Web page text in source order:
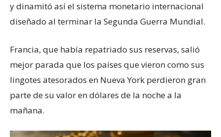
y dinamitó así el sistema monetario internacional
diseñado al terminar la Segunda Guerra Mundial.
Francia, que había repatriado sus reservas, salió
mejor parada que los países que vieron como sus
lingotes atesorados en Nueva York perdieron gran
parte de su valor en dólares de la noche a la
mañana.